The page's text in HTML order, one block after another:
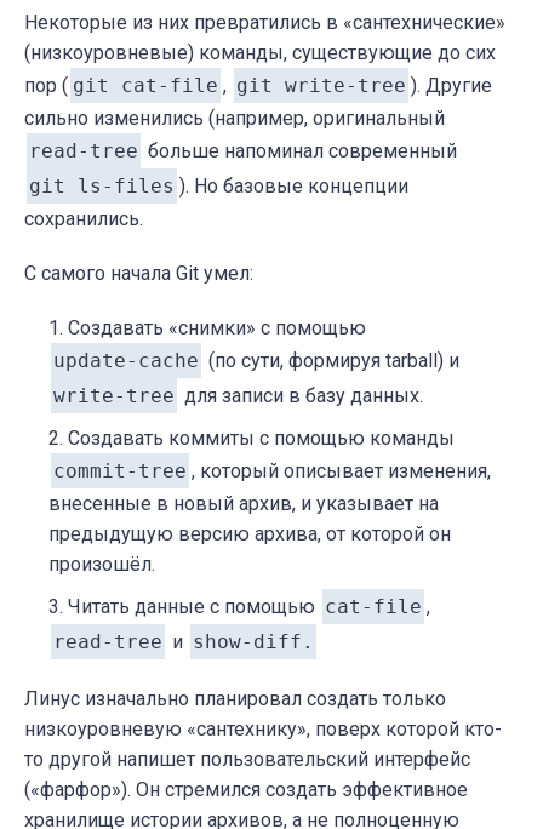
Некоторые из них превратились в «сантехнические»
(низкоуровневые) команды, существующие до сих
пор ( git cat-file , git write-tree ). Другие
сильно изменились (например, оригинальный
read-tree больше напоминал современный
git ls-files ). Но базовые концепции
сохранились.
С самого начала Git умел:
Создавать «снимки» с помощью
update-cache (по сути, формируя tarball) и
write-tree для записи в базу данных.
Создавать коммиты с помощью команды
commit-tree , который описывает изменения,
внесенные в новый архив, и указывает на
предыдущую версию архива, от которой он
произошёл.
Читать данные с помощью cat-file ,
read-tree и show-diff.
Линус изначально планировал создать только
низкоуровневую «сантехнику», поверх которой кто-
то другой напишет пользовательский интерфейс
(«фарфор»). Он стремился создать эффективное
хранилище истории архивов, а не полноценную